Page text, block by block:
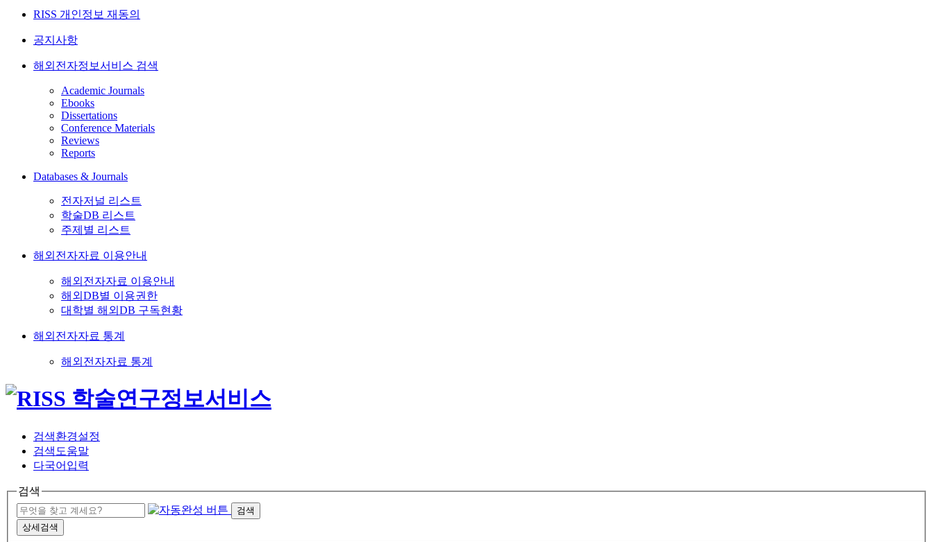
RISS 개인정보 재동의
공지사항
해외전자정보서비스 검색
Academic Journals
Ebooks
Dissertations
Conference Materials
Reviews
Reports
Databases & Journals
전자저널 리스트
학술DB 리스트
주제별 리스트
해외전자자료 이용안내
해외전자자료 이용안내
해외DB별 이용권한
대학별 해외DB 구독현황
해외전자자료 통계
해외전자자료 통계
검색환경설정
검색도움말
다국어입력
검색
검색
상세검색